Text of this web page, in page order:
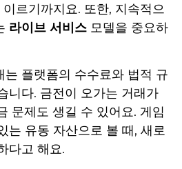
르기까지요. 또한, 지속적으
라이브 서비스 모델을 중요하
는 플랫폼의 수수료와 법적 규
니다. 금전이 오가는 거래가
문제도 생길 수 있어요. 게임
는 유동 자산으로 볼 때, 새로
다고 해요.